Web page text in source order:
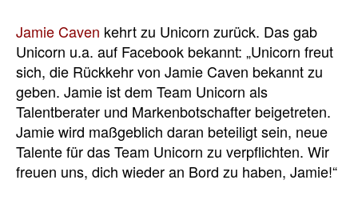
Jamie Caven kehrt zu Unicorn zurück. Das gab
Unicorn u.a. auf Facebook bekannt: „Unicorn freut
sich, die Rückkehr von Jamie Caven bekannt zu
geben. Jamie ist dem Team Unicorn als
Talentberater und Markenbotschafter beigetreten.
Jamie wird maßgeblich daran beteiligt sein, neue
Talente für das Team Unicorn zu verpflichten. Wir
freuen uns, dich wieder an Bord zu haben, Jamie!“